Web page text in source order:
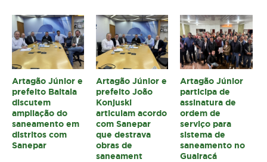
Artagão Júnior e
prefeito Baitala
discutem
ampliação do
saneamento em
distritos com
Sanepar
Artagão Júnior e
prefeito João
Konjuski
articulam acordo
com Sanepar
que destrava
obras de
saneament
Artagão Júnior
participa de
assinatura de
ordem de
serviço para
sistema de
saneamento no
Guairacá